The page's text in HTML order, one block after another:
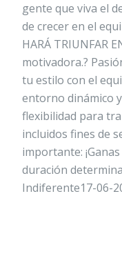
gente que viva el
de crecer en el
HARÁ TRIUNFAR
motivadora.?
tu estilo con el
entorno dinámico
flexibilidad para
incluidos fines de
importante:
duración
Indiferente17-06-